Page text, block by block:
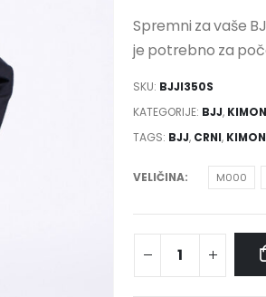
Spremni za vaše
je potrebno za
SKU: BJJI350S
KATEGORIJE: BJJ,
TAGS: BJJ, CRNI,
VELIČINA M000